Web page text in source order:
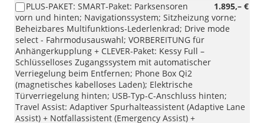
1.895,– €
PLUS-PAKET: SMART-Paket: Parksensoren
vorn und hinten; Navigationssystem; Sitzheizung vorne;
Beheizbares Multifunktions-Lederlenkrad; Drive mode
select - Fahrmodusauswahl; VORBEREITUNG für
Anhängerkupplung + CLEVER-Paket: Kessy Full –
Schlüsselloses Zugangssystem mit automatischer
Verriegelung beim Entfernen; Phone Box Qi2
(magnetisches kabelloses Laden); Elektrische
Türverriegelung hinten; USB-Typ-C-Anschluss hinten;
Travel Assist: Adaptiver Spurhalteassistent (Adaptive Lane
Assist) + Notfallassistent (Emergency Assist) +